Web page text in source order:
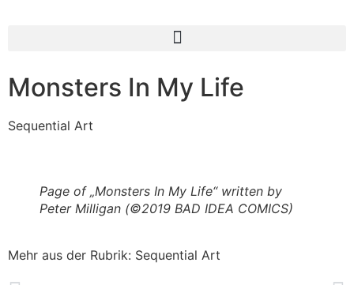
Monsters In My Life
Sequential Art
Page of „Monsters In My Life“ written by
Peter Milligan (©2019 BAD IDEA COMICS)
Mehr aus der Rubrik: Sequential Art